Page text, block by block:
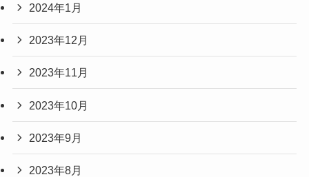
2024年1月
2023年12月
2023年11月
2023年10月
2023年9月
2023年8月